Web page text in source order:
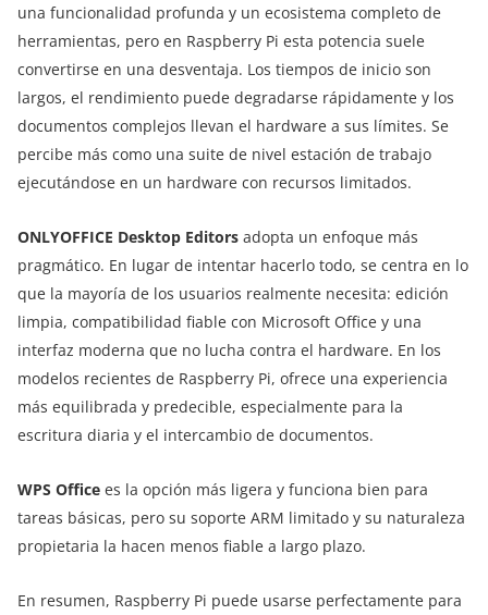
una funcionalidad profunda y un ecosistema completo de
herramientas, pero en Raspberry Pi esta potencia suele
convertirse en una desventaja. Los tiempos de inicio son
largos, el rendimiento puede degradarse rápidamente y los
documentos complejos llevan el hardware a sus límites. Se
percibe más como una suite de nivel estación de trabajo
ejecutándose en un hardware con recursos limitados.
ONLYOFFICE Desktop Editors adopta un enfoque más
pragmático. En lugar de intentar hacerlo todo, se centra en lo
que la mayoría de los usuarios realmente necesita: edición
limpia, compatibilidad fiable con Microsoft Office y una
interfaz moderna que no lucha contra el hardware. En los
modelos recientes de Raspberry Pi, ofrece una experiencia
más equilibrada y predecible, especialmente para la
escritura diaria y el intercambio de documentos.
WPS Office es la opción más ligera y funciona bien para
tareas básicas, pero su soporte ARM limitado y su naturaleza
propietaria la hacen menos fiable a largo plazo.
En resumen, Raspberry Pi puede usarse perfectamente para